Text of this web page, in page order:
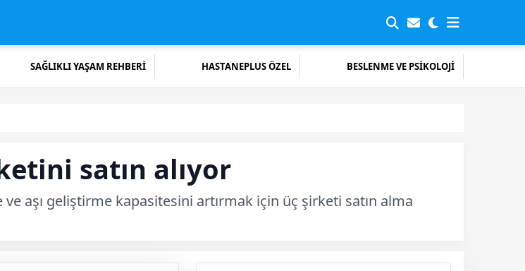
SAĞLIKLI YAŞAM REHBERİ HASTANEPLUS ÖZEL BESLENME VE PSİKOLOJİ
satın alıyor
ve aşı geliştirme kapasitesini artırmak için üç şirketi satın alma